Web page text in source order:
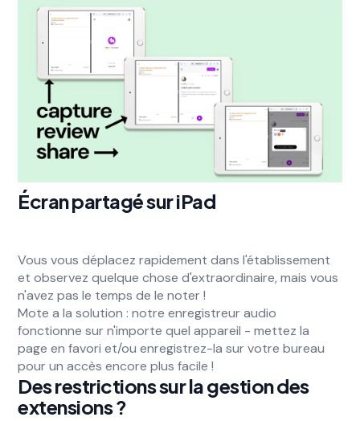
Écran partagé sur iPad
Vous vous déplacez rapidement dans l'établissement
et observez quelque chose d'extraordinaire, mais vous
n'avez pas le temps de le noter !
Mote a la solution : notre enregistreur audio
fonctionne sur n'importe quel appareil - mettez la
page en favori et/ou enregistrez-la sur votre bureau
pour un accès encore plus facile !
Des restrictions sur la gestion des
extensions ?